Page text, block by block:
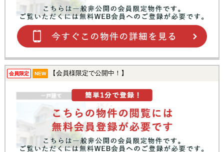
会員限定 NEW 【会員様限定で公開中！】